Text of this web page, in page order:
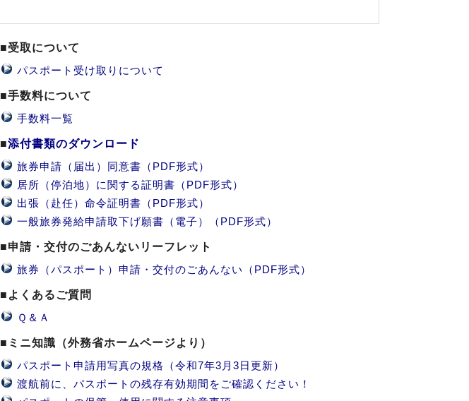
■受取について
パスポート受け取りについて
■手数料について
手数料一覧
■添付書類のダウンロード
旅券申請（届出）同意書（PDF形式）
居所（停泊地）に関する証明書（PDF形式）
出張（赴任）命令証明書（PDF形式）
一般旅券発給申請取下げ願書（電子）（PDF形式）
■申請・交付のごあんないリーフレット
旅券（パスポート）申請・交付のごあんない（PDF形式）
■よくあるご質問
Ｑ＆Ａ
■ミニ知識（外務省ホームページより）
パスポート申請用写真の規格（令和7年3月3日更新）
渡航前に、パスポートの残存有効期間をご確認ください！